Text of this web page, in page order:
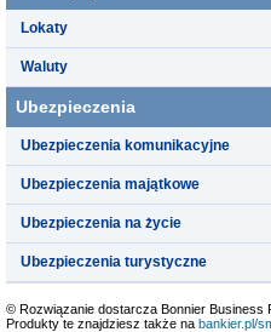
Lokaty
Waluty
Ubezpieczenia
Ubezpieczenia komunikacyjne
Ubezpieczenia majątkowe
Ubezpieczenia na życie
Ubezpieczenia turystyczne
© Rozwiązanie dostarcza Bonnier Business
Produkty te znajdziesz także na bankier.pl/